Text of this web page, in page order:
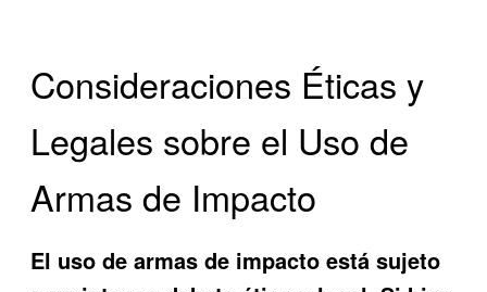
Consideraciones Éticas y
Legales sobre el Uso de
Armas de Impacto
El uso de armas de impacto está sujeto